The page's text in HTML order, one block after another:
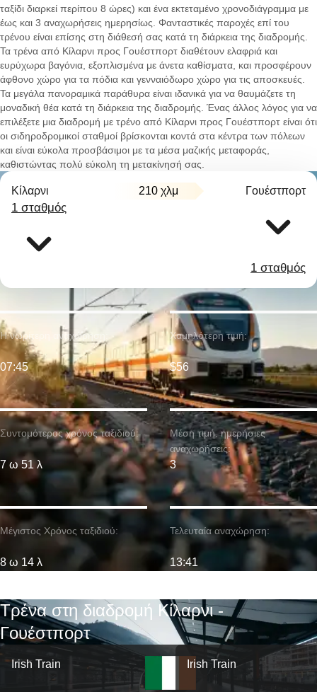
ταξίδι διαρκεί περίπου 8 ώρες) και ένα εκτεταμένο χρονοδιάγραμμα με
έως και 3 αναχωρήσεις ημερησίως. Φανταστικές παροχές επί του
τρένου είναι επίσης στη διάθεσή σας κατά τη διάρκεια της διαδρομής.
Τα τρένα από Κίλαρνι προς Γουέστπορτ διαθέτουν ελαφριά και
ευρύχωρα βαγόνια, εξοπλισμένα με άνετα καθίσματα, και προσφέρουν
άφθονο χώρο για τα πόδια και γενναιόδωρο χώρο για τις αποσκευές.
Τα μεγάλα πανοραμικά παράθυρα είναι ιδανικά για να θαυμάζετε τη
μοναδική θέα κατά τη διάρκεια της διαδρομής. Ένας άλλος λόγος για να
επιλέξετε μια διαδρομή με τρένο από Κίλαρνι προς Γουέστπορτ είναι ότι
οι σιδηροδρομικοί σταθμοί βρίσκονται κοντά στα κέντρα των πόλεων
και είναι εύκολα προσβάσιμοι με τα μέσα μαζικής μεταφοράς,
καθιστώντας πολύ εύκολη τη μετακίνησή σας.
Κίλαρνι 210 χλμ Γουέστπορτ
1 σταθμός
1 σταθμός
Συντομότερος χρόνος ταξιδιού:
7 ω 51 λ
Η νωρίτερη αναχώρηση:
07:45
Μέγιστος Χρόνος ταξιδιού:
8 ω 14 λ
Χαμηλότερη τιμή:
$56
Μέση τιμή. ημερήσιες
αναχωρήσεις:
3
Τελευταία αναχώρηση:
13:41
Τρένα στη διαδρομή Κίλαρνι -
Γουέστπορτ
Irish Train Irish Train